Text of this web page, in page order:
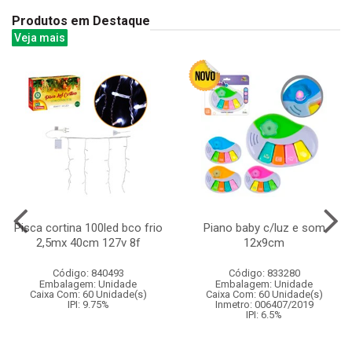
Produtos em Destaque
Veja mais
Pisca cortina 100led bco frio
2,5mx 40cm 127v 8f
Código: 840493
Embalagem: Unidade
Caixa Com: 60 Unidade(s)
IPI: 9.75%
Piano baby c/luz e som
12x9cm
Código: 833280
Embalagem: Unidade
Caixa Com: 60 Unidade(s)
Inmetro: 006407/2019
IPI: 6.5%